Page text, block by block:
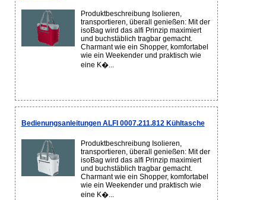
Produktbeschreibung Isolieren,
transportieren, überall genießen: Mit der
isoBag wird das alfi Prinzip maximiert
und buchstäblich tragbar gemacht.
Charmant wie ein Shopper, komfortabel
wie ein Weekender und praktisch wie
eine K�...
Bedienungsanleitungen ALFI 0007.211.812 Kühltasche
Produktbeschreibung Isolieren,
transportieren, überall genießen: Mit der
isoBag wird das alfi Prinzip maximiert
und buchstäblich tragbar gemacht.
Charmant wie ein Shopper, komfortabel
wie ein Weekender und praktisch wie
eine K�...